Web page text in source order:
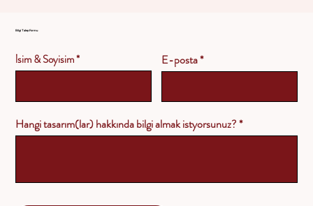
Bilgi Talep Formu
İsim & Soyisim E-posta
Hangi tasarım(lar) hakkında bilgi almak istyorsunuz?